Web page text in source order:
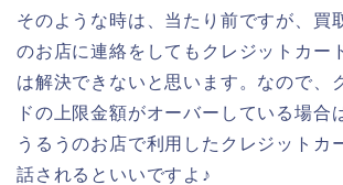
そのような時は、当たり前ですが、買
のお店に連絡をしてもクレジットカー
は解決できないと思います。なので、
ドの上限金額がオーバーしている場合
うるうのお店で利用したクレジットカ
話されるといいですよ♪